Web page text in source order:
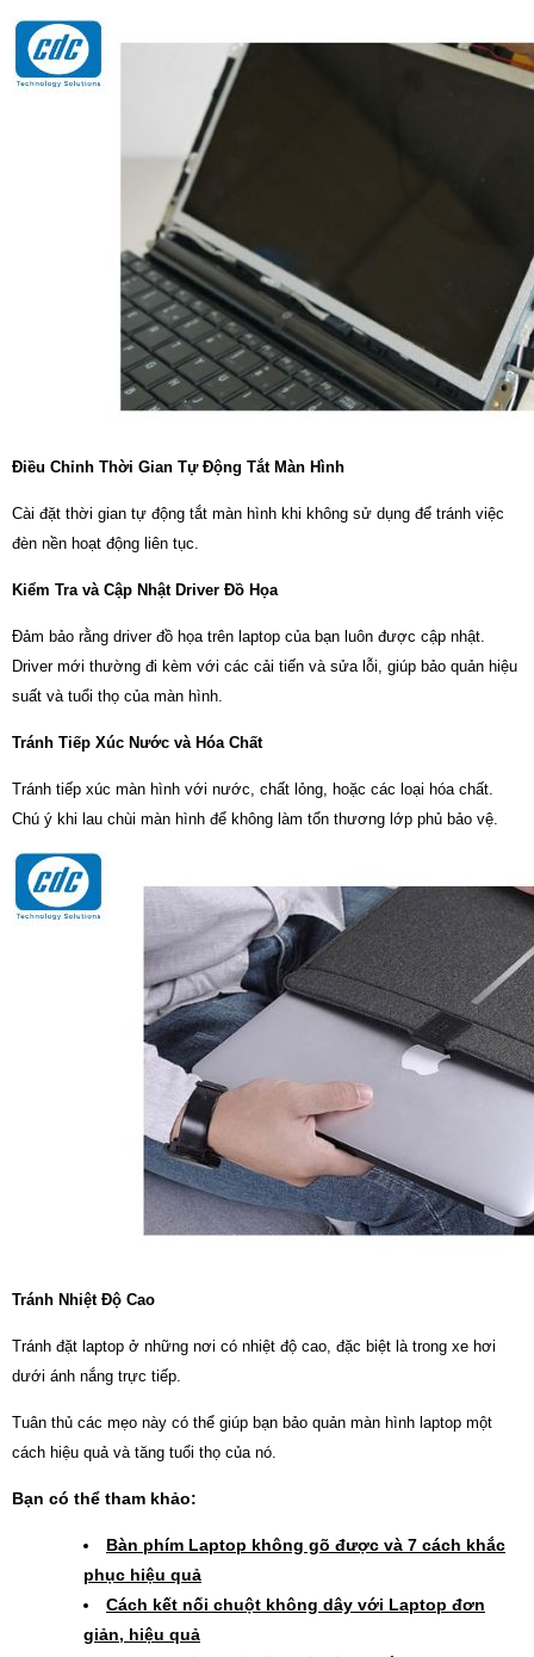
Điều Chỉnh Thời Gian Tự Động Tắt Màn Hình
Cài đặt thời gian tự động tắt màn hình khi không sử dụng để tránh việc
đèn nền hoạt động liên tục.
Kiểm Tra và Cập Nhật Driver Đồ Họa
Đảm bảo rằng driver đồ họa trên laptop của bạn luôn được cập nhật.
Driver mới thường đi kèm với các cải tiến và sửa lỗi, giúp bảo quản hiệu
suất và tuổi thọ của màn hình.
Tránh Tiếp Xúc Nước và Hóa Chất
Tránh tiếp xúc màn hình với nước, chất lỏng, hoặc các loại hóa chất.
Chú ý khi lau chùi màn hình để không làm tổn thương lớp phủ bảo vệ.
Tránh Nhiệt Độ Cao
Tránh đặt laptop ở những nơi có nhiệt độ cao, đặc biệt là trong xe hơi
dưới ánh nắng trực tiếp.
Tuân thủ các mẹo này có thể giúp bạn bảo quản màn hình laptop một
cách hiệu quả và tăng tuổi thọ của nó.
Bạn có thể tham khảo:
Bàn phím Laptop không gõ được và 7 cách khắc
phục hiệu quả
Cách kết nối chuột không dây với Laptop đơn
giản, hiệu quả